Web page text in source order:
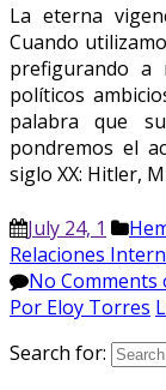
La eterna
Cuando
prefigurando a
políticos
palabra que
pondremos el
siglo XX: Hitler,
July 24, 1
Relaciones
No Comments
Por Eloy Torres
Search for: